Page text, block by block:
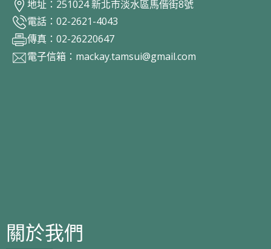
地址：251024 新北市淡水區馬偕街8號
電話：02-2621-4043
傳真：02-26220647
電子信箱： mackay.tamsui@gmail.com
關於我們